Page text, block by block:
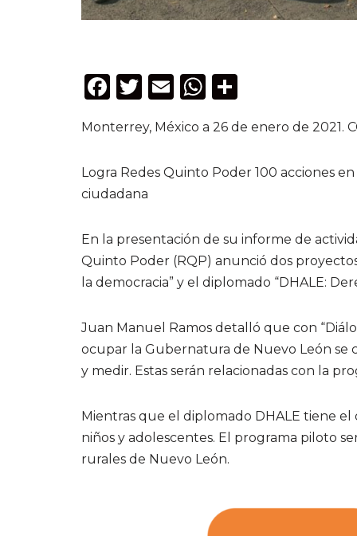
F
c
e
b
o
k
T
it
te
r
E
ai
l
W
a
ts
p
m
p
r
Monterrey, México a 26 de enero de 2021.
Logra Redes Quinto Poder 100 acciones
ciudadana
En la presentación de su informe de
Quinto Poder (RQP) anunció dos
la democracia” y el diplomado “DHALE:
Juan Manuel Ramos detalló que con
ocupar la Gubernatura de Nuevo León se
y medir. Estas serán relacionadas con la
Mientras que el diplomado DHALE tiene
niños y adolescentes. El programa piloto
rurales de Nuevo León.